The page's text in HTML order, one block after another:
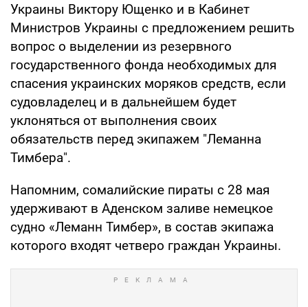
Украины Виктору Ющенко и в Кабинет
Министров Украины с предложением решить
вопрос о выделении из резервного
государственного фонда необходимых для
спасения украинских моряков средств, если
судовладелец и в дальнейшем будет
уклоняться от выполнения своих
обязательств перед экипажем "Леманна
Тимбера".
Напомним, сомалийские пираты с 28 мая
удерживают в Аденском заливе немецкое
судно «Леманн Тимбер», в состав экипажа
которого входят четверо граждан Украины.